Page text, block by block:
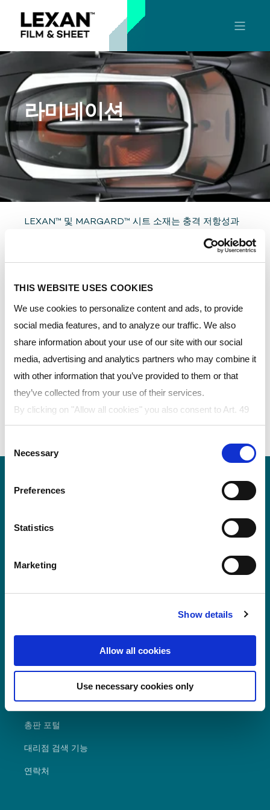
THIS WEBSITE USES COOKIES
We use cookies to personalize content and ads, to provide
social media features, and to analyze our traffic. We also
share information about your use of our site with our social
media, advertising and analytics partners who may combine it
with other information that you’ve provided to them or that
they’ve collected from your use of their services.
By clicking on "Allow all cookies" you also consent to Art. 49
para. 1 sentence 1 lit a GDPR that your data will be
processed in the USA. The United States is judged by the
European Court of Justice to be a country with an inadequate
particular, there is a risk that your data may be processed by
without legal remedies. If you click on "Allow selection" and
above does not take place.
Selection
Necessary
Preferences
Statistics
Marketing
Show details
Allow all cookies
Use necessary cookies only
라미네이션
LEXAN™ 및 MARGARD™ 시트 소재는 충격 저항성과
광학 품질이 우수한 경량으로 라미네이션 응용 분야에
대한 최고의 선택이 되는 경우가 많습니다. LEXAN 시트
최소화 하는 부가적인 관리 기술이 결합되어 있습니다.
MARGARD 시트로 만든 라미네이트는 방탄성능을 가
집니다. 또한 부서지거나 쪼개지지 않으며 장기적인 외
관을 향상시키면서 쉬운 유지보수가 가능합니다. 낙서도
손상 없이 쉽게 제거할 수 있습니다.
LEXAN ™ 솔리드 시트 – 우수한 광학 품질
는 LEXAN™ 필름 및 시트의 등록 상표로 전
자주 찾는 질문
다운로드
총판 포털
대리점 검색 기능
연락처